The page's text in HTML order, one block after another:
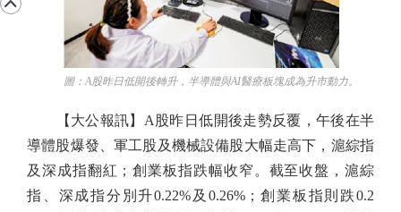
圖：A股昨日低開後轉升，半導體與AI醫療板塊成為升市動力。
【大公報訊】A股昨日低開後走勢反覆，午後在半
導體股爆發、軍工股及機械設備股大幅走高下，滬綜指
及深成指翻紅；創業板指跌幅收窄。截至收盤，滬綜
指、深成指分別升0.22%及0.26%；創業板指則跌0.2